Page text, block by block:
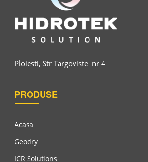
Waterbourne Acril Seal CS 100 A 20 Satin
Ploiesti, Str Targovistei nr 4
PRODUSE
Acasa
Geodry
ICR Solutions